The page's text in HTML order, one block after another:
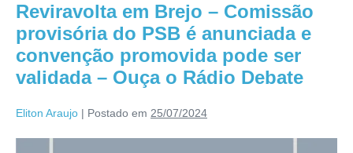
Reviravolta em Brejo – Comissão
provisória do PSB é anunciada e
convenção promovida pode ser
validada – Ouça o Rádio Debate
Eliton Araujo | Postado em 25/07/2024